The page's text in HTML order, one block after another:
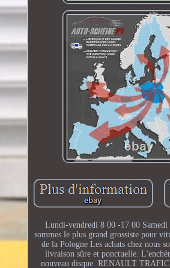
Lundi-vendredi 8 00 -17 00
sommes le plus grand grossiste pour
de la Pologne Les achats chez nous
livraison sûre et ponctuelle.
nouveau disque. RENAULT